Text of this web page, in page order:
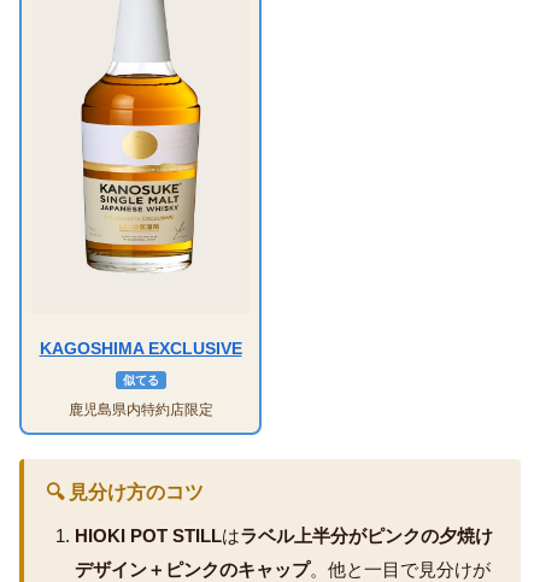
KAGOSHIMA EXCLUSIVE
似てる
鹿児島県内特約店限定
🔍 見分け方のコツ
HIOKI POT STILLはラベル上半分がピンクの夕焼け
デザイン＋ピンクのキャップ。他と一目で見分けが